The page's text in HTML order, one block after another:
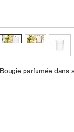
Bougie parfumée dans